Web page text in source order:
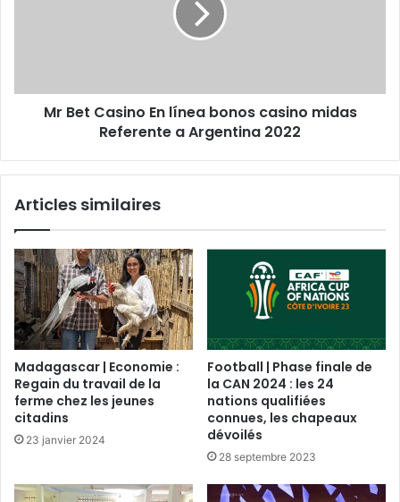
Mr Bet Casino En línea bonos casino midas
Referente a Argentina 2022
Articles similaires
Madagascar | Economie :
Regain du travail de la
ferme chez les jeunes
citadins
23 janvier 2024
Football | Phase finale de
la CAN 2024 : les 24
nations qualifiées
connues, les chapeaux
dévoilés
28 septembre 2023